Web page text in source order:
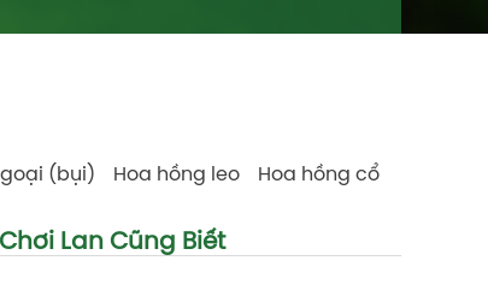
(bụi) Hoa hồng leo
Hoa hồng cổ
Lan Cũng Biết